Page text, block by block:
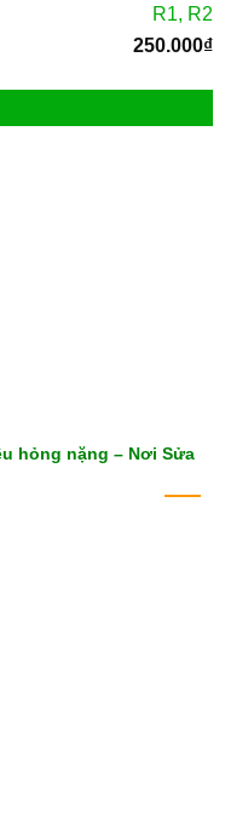
R1, R2
250.000₫
hỏng nặng – Nơi Sửa